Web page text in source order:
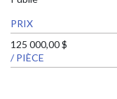
PRIX
125 000,00 $
/ PIÈCE